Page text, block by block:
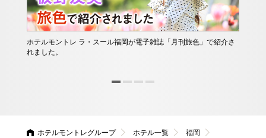
ホテルモントレ ラ・スール福岡が電子雑誌「月刊旅色」で紹介さ
れました。
ホテルモントレグループ ホテル一覧
福岡